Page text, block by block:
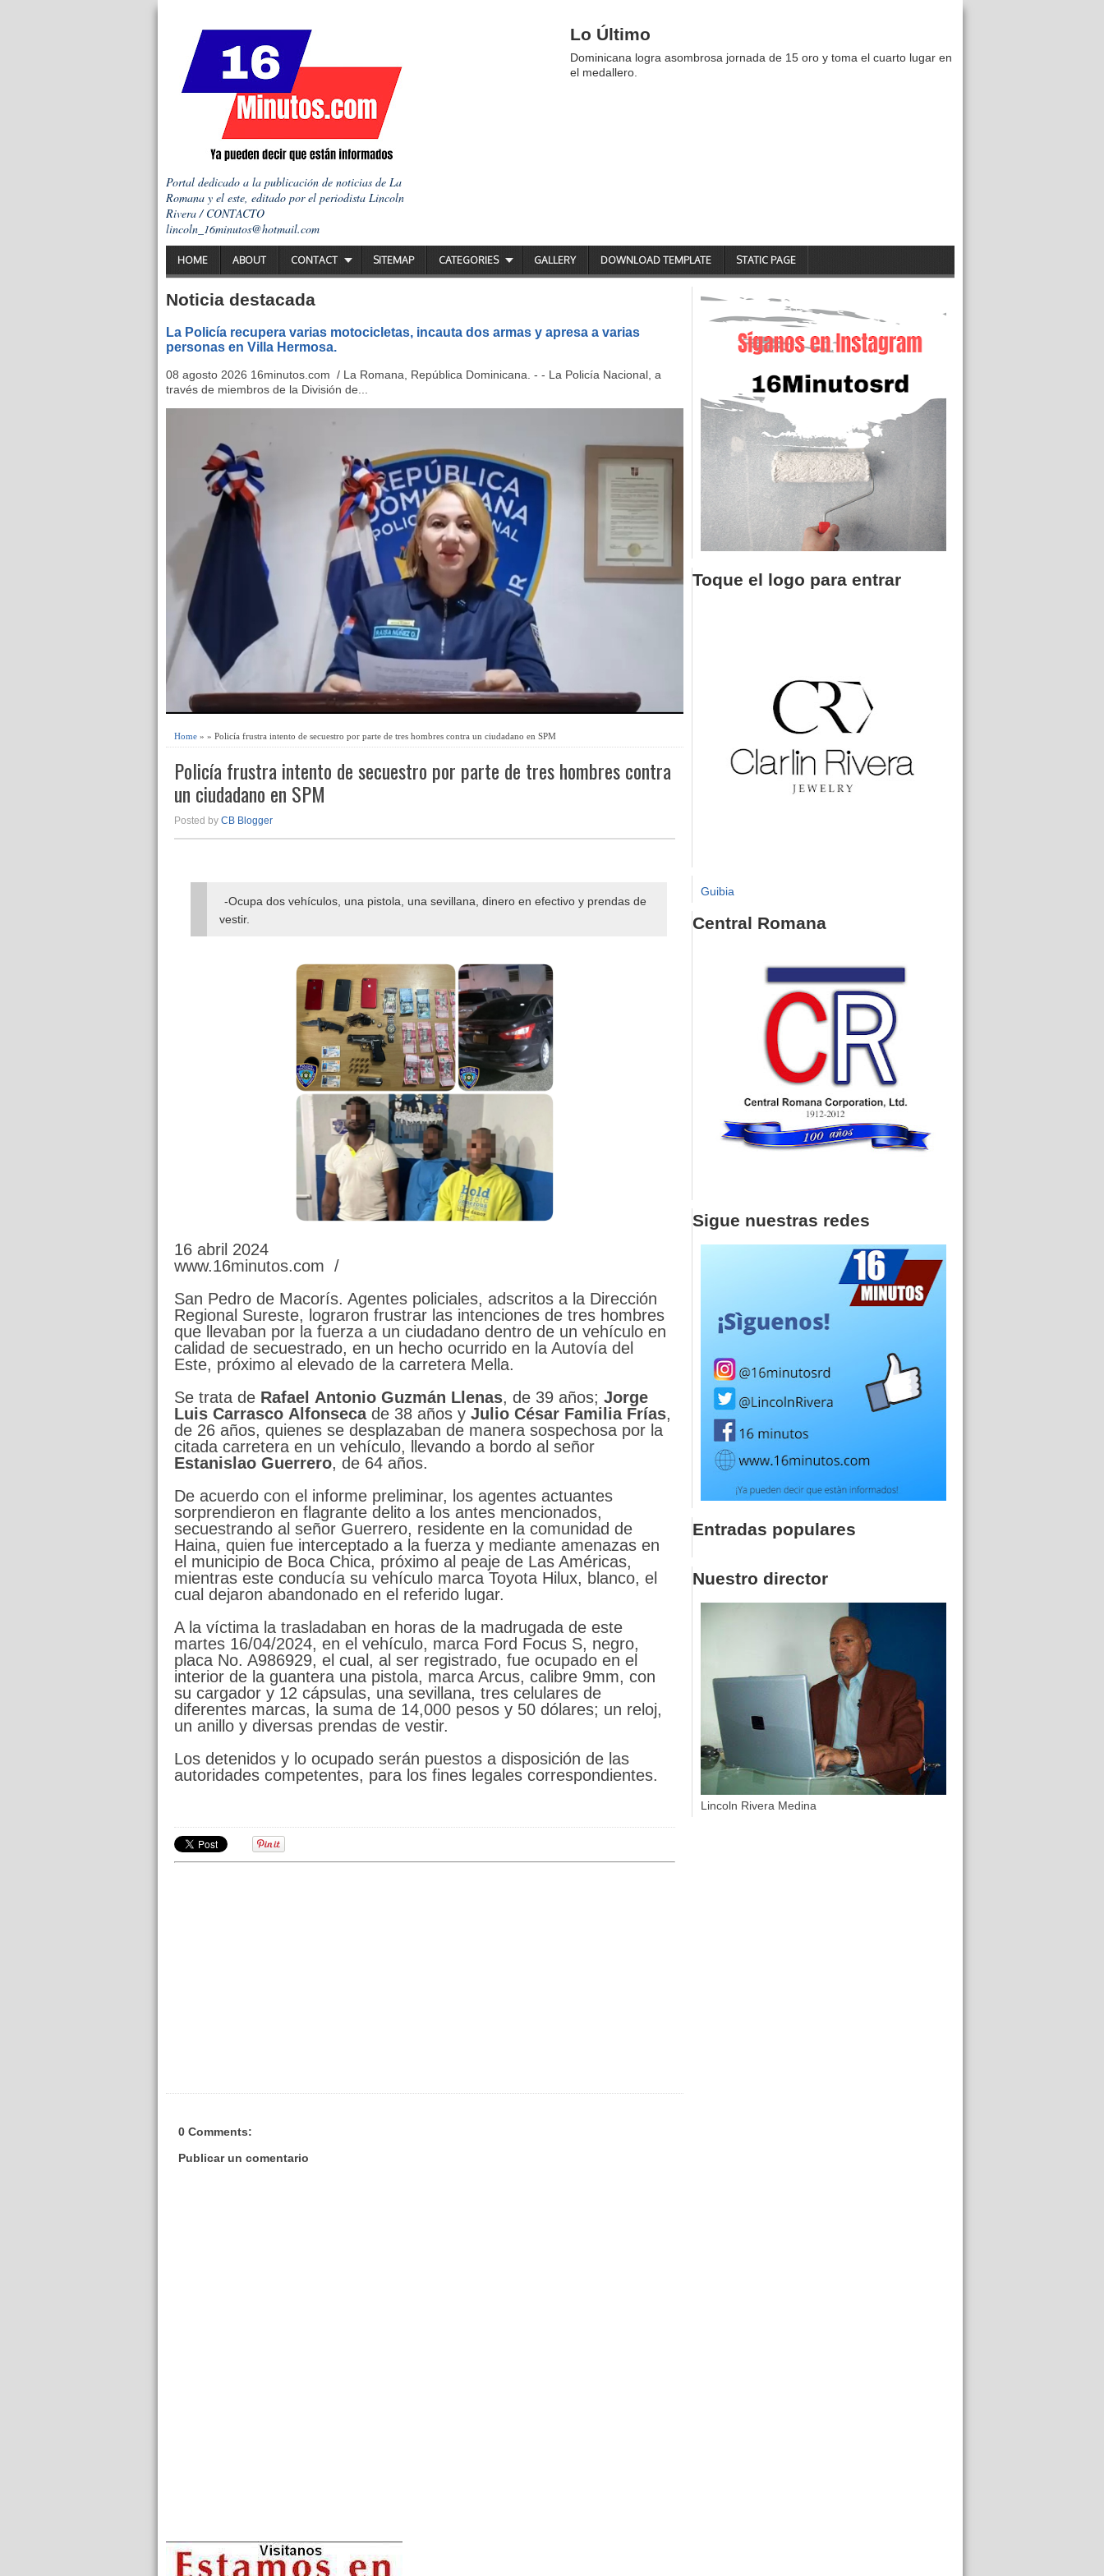
Portal dedicado a la publicación de noticias de La
Romana y el este, editado por el periodista Lincoln
Rivera / CONTACTO
lincoln_16minutos@hotmail.com
Lo Último
Dominicana logra asombrosa jornada de 15 oro y toma el cuarto lugar en
el medallero.
HOME ABOUT CONTACT SITEMAP CATEGORIES GALLERY DOWNLOAD TEMPLATE STATIC PAGE
Noticia destacada
La Policía recupera varias motocicletas, incauta dos armas y apresa a varias
personas en Villa Hermosa.
08 agosto 2026 16minutos.com / La Romana, República Dominicana. - - La Policía Nacional, a
través de miembros de la División de...
Home » » Policía frustra intento de secuestro por parte de tres hombres contra un ciudadano en SPM
Policía frustra intento de secuestro por parte de tres hombres contra
un ciudadano en SPM
Posted by CB Blogger
-Ocupa dos vehículos, una pistola, una sevillana, dinero en efectivo y prendas de
vestir.
16 abril 2024
www.16minutos.com /
San Pedro de Macorís. Agentes policiales, adscritos a la Dirección
Regional Sureste, lograron frustrar las intenciones de tres hombres
que llevaban por la fuerza a un ciudadano dentro de un vehículo en
calidad de secuestrado, en un hecho ocurrido en la Autovía del
Este, próximo al elevado de la carretera Mella.
Se trata de Rafael Antonio Guzmán Llenas, de 39 años; Jorge
Luis Carrasco Alfonsecade 38 años y Julio César Familia Frías,
de 26 años, quienes se desplazaban de manera sospechosa por la
citada carretera en un vehículo, llevando a bordo al señor
Estanislao Guerrero, de 64 años.
De acuerdo con el informe preliminar, los agentes actuantes
sorprendieron en flagrante delito a los antes mencionados,
secuestrando al señor Guerrero, residente en la comunidad de
Haina, quien fue interceptado a la fuerza y mediante amenazas en
el municipio de Boca Chica, próximo al peaje de Las Américas,
mientras este conducía su vehículo marca Toyota Hilux, blanco, el
cual dejaron abandonado en el referido lugar.
A la víctima la trasladaban en horas de la madrugada de este
martes 16/04/2024, en el vehículo, marca Ford Focus S, negro,
placa No. A986929, el cual, al ser registrado, fue ocupado en el
interior de la guantera una pistola, marca Arcus, calibre 9mm, con
su cargador y 12 cápsulas, una sevillana, tres celulares de
diferentes marcas, la suma de 14,000 pesos y 50 dólares; un reloj,
un anillo y diversas prendas de vestir.
Los detenidos y lo ocupado serán puestos a disposición de las
autoridades competentes, para los fines legales correspondientes.
0 Comments:
Publicar un comentario
Toque el logo para entrar
Guibia
Central Romana
Sigue nuestras redes
Entradas populares
Nuestro director
Lincoln Rivera Medina